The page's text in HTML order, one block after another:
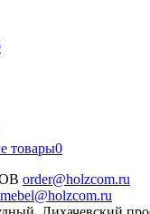
товары0
order@holzcom.ru
mebel@holzcom.ru